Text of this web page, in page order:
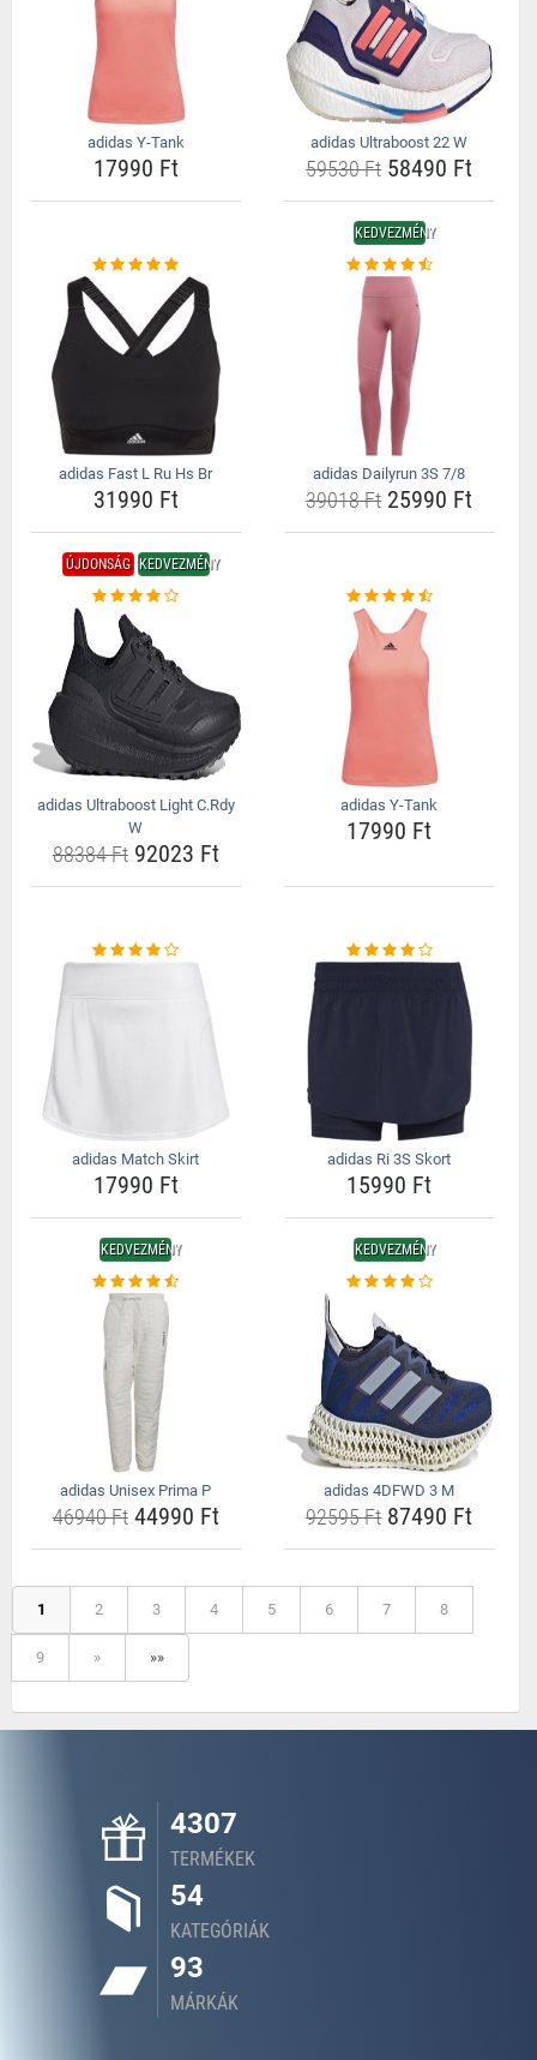
adidas Y-Tank
17990 Ft
adidas Ultraboost 22 W
59530 Ft58490 Ft
adidas Fast L Ru Hs Br
31990 Ft
KEDVEZMÉNY
adidas Dailyrun 3S 7/8
39018 Ft25990 Ft
ÚJDONSÁG KEDVEZMÉNY
adidas Ultraboost Light C.Rdy
W
88384 Ft92023 Ft
adidas Y-Tank
17990 Ft
adidas Match Skirt
17990 Ft
adidas Ri 3S Skort
15990 Ft
KEDVEZMÉNY
adidas Unisex Prima P
46940 Ft44990 Ft
KEDVEZMÉNY
adidas 4DFWD 3 M
92595 Ft87490 Ft
1 2 3 4 5 6 7 8
9 » »»
4307
TERMÉKEK
54
KATEGÓRIÁK
93
MÁRKÁK